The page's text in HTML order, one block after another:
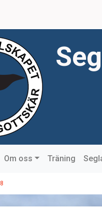
Om oss Träning